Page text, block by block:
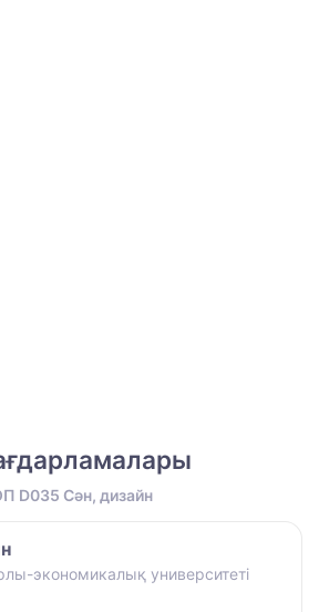
D035 Сән, дизайн
экономикалық университеті